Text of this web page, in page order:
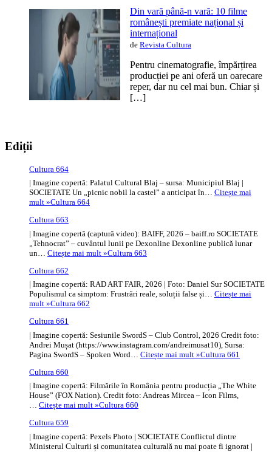
Din vară până-n vară: 10 filme
românești premiate național și
internațional
de Revista Cultura
Pentru cinematografie, împărțirea
producției pe ani oferă un oarecare
reper, dar nu cel mai bun. Chiar și
[…]
Ediții
Cultura 664
| Imagine copertă: Palatul Cultural Blaj – sursa: Municipiul Blaj |
SOCIETATE Un „picnic nobil la castel” a anticipat în… Citește mai
mult »Cultura 664
Cultura 663
| Imagine copertă (captură video): BAIFF, 2026 – baiff.ro SOCIETATE
„Tehnocrat” – cuvântul lunii pe Dexonline Dexonline publică lunar
un… Citește mai mult »Cultura 663
Cultura 662
| Imagine copertă: RAD ART FAIR, 2026 | Foto: Daniel Sur SOCIETATE
Populismul ca simptom: Frustrări reale, soluții false și… Citește mai
mult »Cultura 662
Cultura 661
| Imagine copertă: Sesiunile SwordS – Club Control, 2026 Credit foto:
Andrei Mușat (https://www.instagram.com/andreimusat10), Sursa:
Pagina SwordS – Spoken Word… Citește mai mult »Cultura 661
Cultura 660
| Imagine copertă: Filmările în România pentru producția „The White
House” (FOX Nation). Credit foto: Andreas Mircea – Icon Films,
… Citește mai mult »Cultura 660
Cultura 659
| Imagine copertă: Pexels Photo | SOCIETATE Conflictul dintre
Ministerul Culturii și comunitatea culturală nu mai poate fi ignorat |